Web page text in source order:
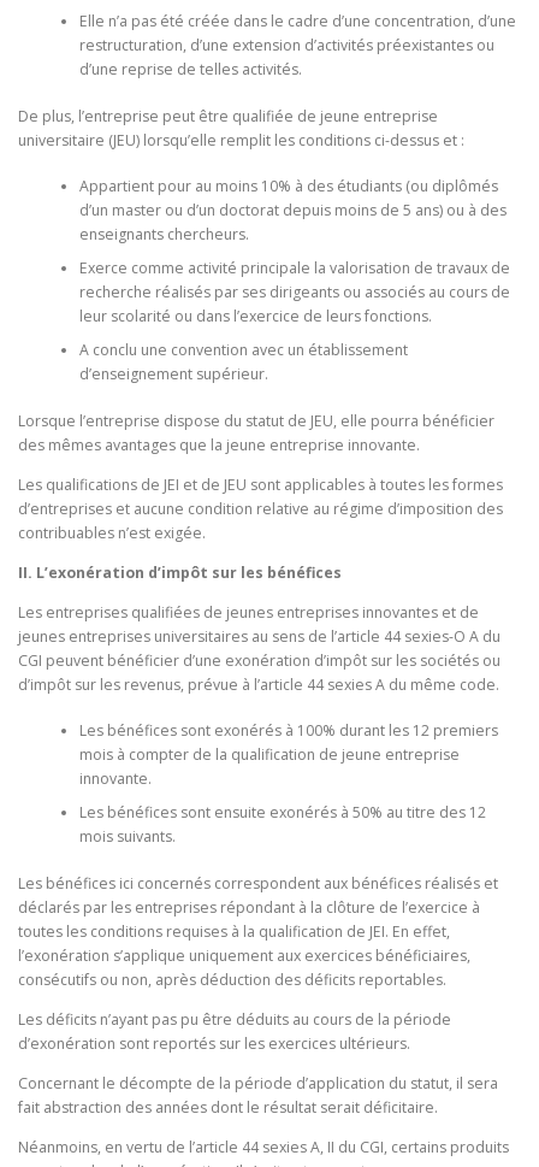
Elle n’a pas été créée dans le cadre d’une concentration, d’une
restructuration, d’une extension d’activités préexistantes ou
d’une reprise de telles activités.
De plus, l’entreprise peut être qualifiée de jeune entreprise
universitaire (JEU) lorsqu’elle remplit les conditions ci-dessus et :
Appartient pour au moins 10% à des étudiants (ou diplômés
d’un master ou d’un doctorat depuis moins de 5 ans) ou à des
enseignants chercheurs.
Exerce comme activité principale la valorisation de travaux de
recherche réalisés par ses dirigeants ou associés au cours de
leur scolarité ou dans l’exercice de leurs fonctions.
A conclu une convention avec un établissement
d’enseignement supérieur.
Lorsque l’entreprise dispose du statut de JEU, elle pourra bénéficier
des mêmes avantages que la jeune entreprise innovante.
Les qualifications de JEI et de JEU sont applicables à toutes les formes
d’entreprises et aucune condition relative au régime d’imposition des
contribuables n’est exigée.
II. L’exonération d’impôt sur les bénéfices
Les entreprises qualifiées de jeunes entreprises innovantes et de
jeunes entreprises universitaires au sens de l’article 44 sexies-O A du
CGI peuvent bénéficier d’une exonération d’impôt sur les sociétés ou
d’impôt sur les revenus, prévue à l’article 44 sexies A du même code.
Les bénéfices sont exonérés à 100% durant les 12 premiers
mois à compter de la qualification de jeune entreprise
innovante.
Les bénéfices sont ensuite exonérés à 50% au titre des 12
mois suivants.
Les bénéfices ici concernés correspondent aux bénéfices réalisés et
déclarés par les entreprises répondant à la clôture de l’exercice à
toutes les conditions requises à la qualification de JEI. En effet,
l’exonération s’applique uniquement aux exercices bénéficiaires,
consécutifs ou non, après déduction des déficits reportables.
Les déficits n’ayant pas pu être déduits au cours de la période
d’exonération sont reportés sur les exercices ultérieurs.
Concernant le décompte de la période d’application du statut, il sera
fait abstraction des années dont le résultat serait déficitaire.
Néanmoins, en vertu de l’article 44 sexies A, II du CGI, certains produits